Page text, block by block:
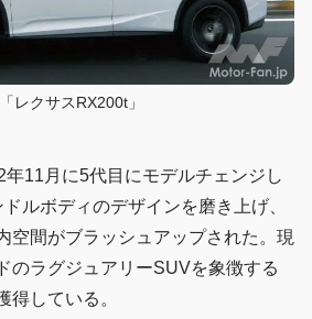
レクサスRX200t」
11月に5代目にモデルチェンジし
ルボディのデザインを磨き上げ、
空間がブラッシュアップされた。現
のラグジュアリーSUVを象徴する
得している。